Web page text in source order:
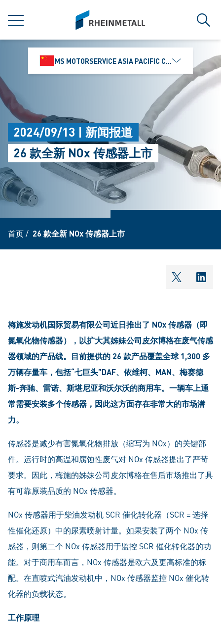
菜单
siteLogo
搜索
MS MOTORSERVICE ASIA PACIFIC CO., LTD.
2024/09/13 | 新闻报道
26 款全新 NOx 传感器上市
首页/ 26 款全新 NOx 传感器上市
梅施发动机国际贸易有限公司近日推出了 NOx传感器（即
氮氧化物传感器），以扩大其姊妹公司皮尔博格在废气传感
器领域的产品线。目前提供的 26 款产品覆盖全球 1,300 多
万辆存量车，包括“七巨头”DAF、依维柯、MAN、梅赛德
斯-奔驰、雷诺、斯堪尼亚和沃尔沃的商用车。一辆车上通
常需要安装多个传感器，因此这方面存在非常大的市场潜
力。
传感器是减少有害氮氧化物排放（缩写为 NOx）的关键部
件。运行时的高温和腐蚀性废气对 NOx 传感器提出了严苛
要求。因此，梅施的姊妹公司皮尔博格在售后市场推出了具
有可靠原装品质的 NOx 传感器。
NOx 传感器用于柴油发动机 SCR 催化转化器（SCR = 选择
性催化还原）中的尿素喷射计量。如果安装了两个 NOx 传
感器，则第二个 NOx 传感器用于监控 SCR 催化转化器的功
能。对于商用车而言，NOx 传感器是欧六及更高标准的标
配。在直喷式汽油发动机中，NOx 传感器监控 NOx 催化转
化器的负载状态。
工作原理